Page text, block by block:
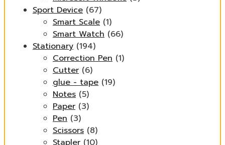
Sport Device (67)
Smart Scale (1)
Smart Watch (66)
Stationary (194)
Correction Pen (1)
Cutter (6)
glue - tape (19)
Notes (5)
Paper (3)
Pen (3)
Scissors (8)
Stapler (10)